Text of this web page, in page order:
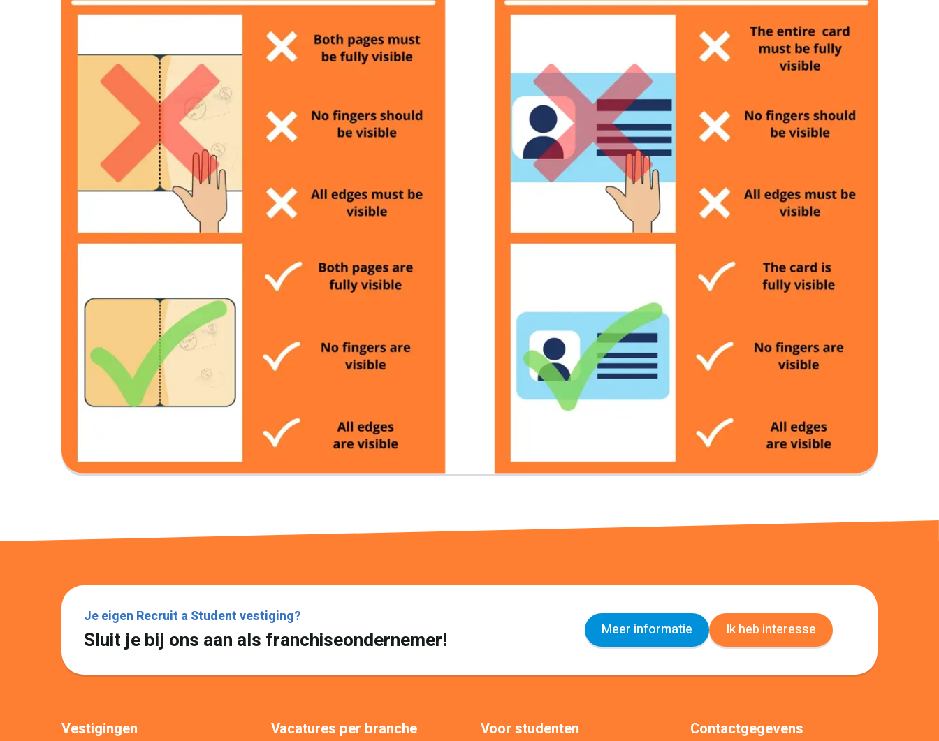
Je eigen Recruit a Student vestiging?
Sluit je bij ons aan als franchiseondernemer! Meer informatie Ik heb interesse
Vestigingen Vacatures per branche Voor studenten Contactgegevens